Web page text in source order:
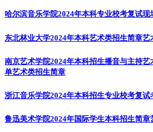
哈尔滨音乐学院2024年本科专业校考复试现
东北林业大学2024年本科艺术类招生简章艺
南京艺术学院2024年本科招生播音与主持
单艺术类招生简章
浙江音乐学院2024年本科招生专业校考复试
鲁迅美术学院2024年国际学生本科招生简章